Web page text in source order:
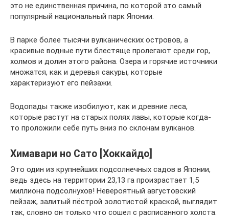
это не единственная причина, по которой это самый
популярный национальный парк Японии.
В парке более тысячи вулканических островов, а
красивые водные пути блестяще пролегают среди гор,
холмов и долин этого района. Озера и горячие источники
множатся, как и деревья сакуры, которые
характеризуют его пейзажи.
Водопады также изобилуют, как и древние леса,
которые растут на старых полях лавы, которые когда-
то проложили себе путь вниз по склонам вулканов.
Химавари но Сато [Хоккайдо]
Это один из крупнейших подсолнечных садов в Японии,
ведь здесь на территории 23,13 га произрастает 1,5
миллиона подсолнухов! Невероятный августовский
пейзаж, залитый пёстрой золотистой краской, выглядит
так, словно он только что сошел с расписанного холста.